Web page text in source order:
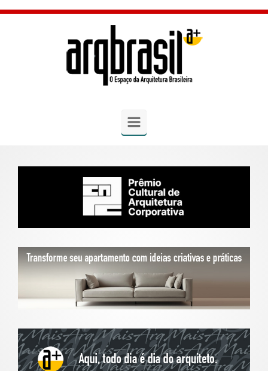
Skip to main content